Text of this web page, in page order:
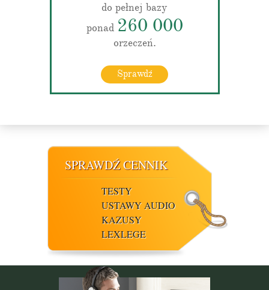
do pełnej bazy
ponad 260 000
orzeczeń.
Sprawdź
SPRAWDŹ CENNIK
TESTY
USTAWY AUDIO
KAZUSY
LEXLEGE